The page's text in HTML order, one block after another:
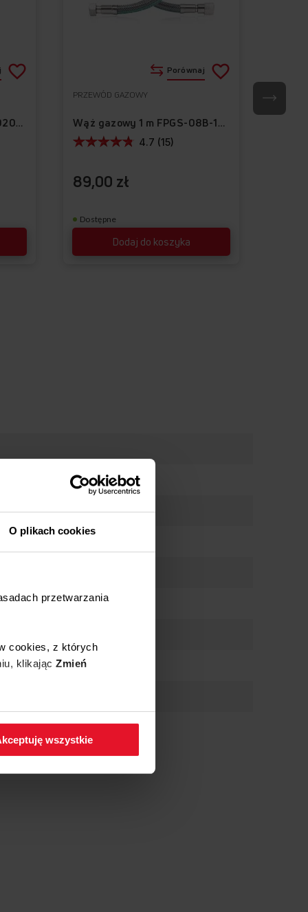
O plikach cookies
przetwarzania
cookies, z których
klikając Zmień
zakładkęPolityka
wszystkie
Wąż gazowy 2m 6NPBR1-0200-01
Dodaj
listy
Dostępne
PRZEWÓD GAZOWY
Wąż gazowy 1 m FPGS-08B-100
Dodaj do koszyka
4.7 (15)
89,00 zł
Porównaj Dodaj
listy